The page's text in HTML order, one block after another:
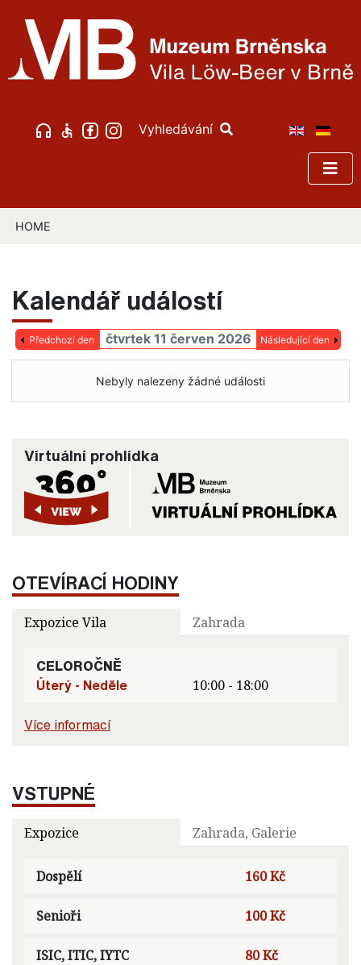
Vyhledávání
HOME
Kalendář událostí
Předchozí den čtvrtek 11 červen 2026 Následující den
Nebyly nalezeny žádné události
Virtuální prohlídka
OTEVÍRACÍ HODINY
Expozice Vila Zahrada
CELOROČNĚ
Úterý - Neděle
10:00 - 18:00
Více informací
VSTUPNÉ
Expozice Zahrada, Galerie
Dospělí 160 Kč
Senioři 100 Kč
ISIC, ITIC, IYTC 80 Kč